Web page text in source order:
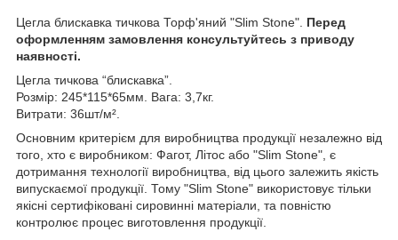
Цегла блискавка тичкова Торф'яний "Slim Stone". Перед
оформленням замовлення консультуйтесь з приводу
наявності.
Цегла тичкова “блискавка”.
Розмір: 245*115*65мм. Вага: 3,7кг.
Витрати: 36шт/м².
Основним критерієм для виробництва продукції незалежно від
того, хто є виробником: Фагот, Літос або "Slim Stone", є
дотримання технології виробництва, від цього залежить якість
випускаємої продукції. Тому "Slim Stone" використовує тільки
якісні сертифіковані сировинні матеріали, та повністю
контролює процес виготовлення продукції.